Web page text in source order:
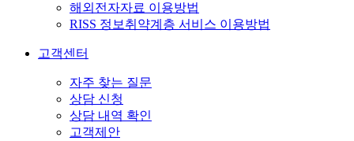
해외전자자료 이용방법
RISS 정보취약계층 서비스 이용방법
고객센터
자주 찾는 질문
상담 신청
상담 내역 확인
고객제안